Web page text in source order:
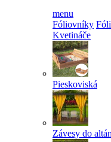
menu
Fóliovníky
Kvetináče
Pieskoviská
Závesy do